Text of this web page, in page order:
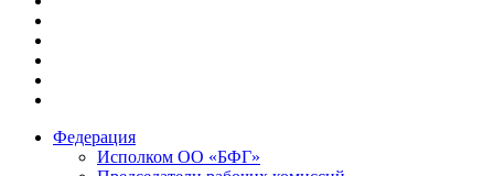
Федерация
Исполком ОО «БФГ»